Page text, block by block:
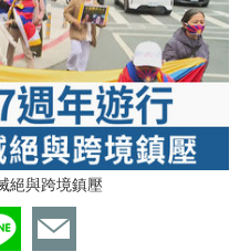
絕與跨境鎮壓